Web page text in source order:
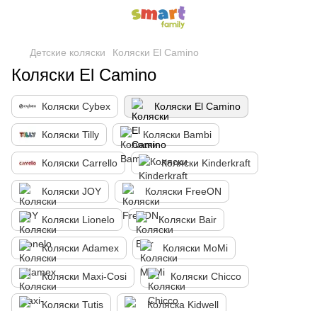
Детские коляски Коляски El Camino
Коляски El Camino
Коляски Cybex Коляски El Camino
Коляски Tilly Коляски Bambi
Коляски Carrello Коляски Kinderkraft
Коляски JOY Коляски FreeON
Коляски Lionelo Коляски Bair
Коляски Adamex Коляски MoMi
Коляски Maxi-Cosi Коляски Chicco
Коляски Tutis Коляска Kidwell